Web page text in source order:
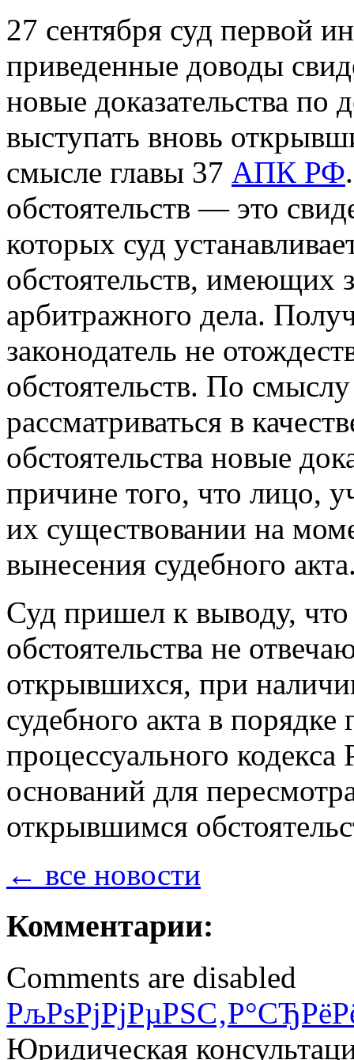
27 сентября суд первой
приведенные доводы
новые доказательства по
выступать вновь
смысле главы 37 АПК РФ
обстоятельств — это
которых суд
обстоятельств, имеющих
арбитражного дела.
законодатель не
обстоятельств. По
рассматриваться в
обстоятельства новые
причине того, что лицо,
их существовании на
вынесения судебного
Суд пришел к выводу, что
обстоятельства не
открывшихся, при
судебного акта в
процессуального
оснований для
открывшимся
← все новости
Комментарии:
Comments are disabled
Юридическая